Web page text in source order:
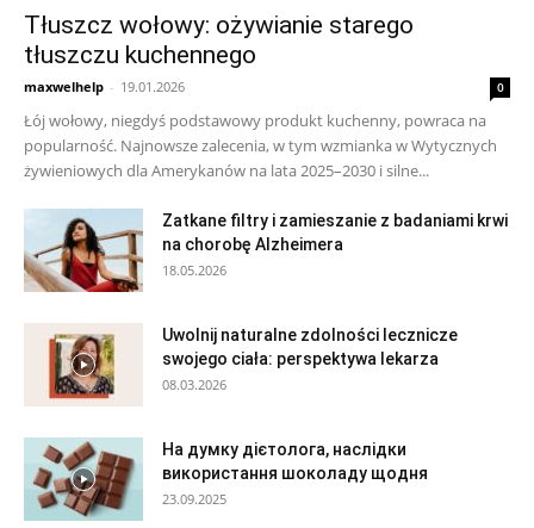
Tłuszcz wołowy: ożywianie starego
tłuszczu kuchennego
maxwelhelp - 19.01.2026 0
Łój wołowy, niegdyś podstawowy produkt kuchenny, powraca na
popularność. Najnowsze zalecenia, w tym wzmianka w Wytycznych
żywieniowych dla Amerykanów na lata 2025–2030 i silne...
Zatkane filtry i zamieszanie z badaniami krwi
na chorobę Alzheimera
18.05.2026
Uwolnij naturalne zdolności lecznicze
swojego ciała: perspektywa lekarza
08.03.2026
На думку дієтолога, наслідки
використання шоколаду щодня
23.09.2025